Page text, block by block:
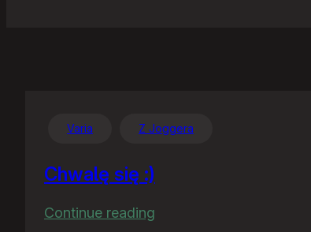
Varia Z Joggera
Chwalę się :)
Continue reading